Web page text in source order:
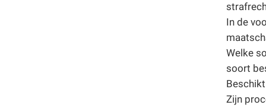
In de
Welke
soort
Zijn